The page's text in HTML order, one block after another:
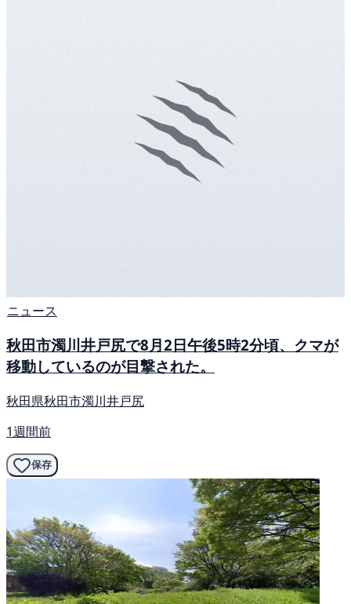
ニュース
秋田市濁川井戸尻で8月2日午後5時2分頃、クマが
移動しているのが目撃された。
秋田県秋田市濁川井戸尻
1週間前
保存